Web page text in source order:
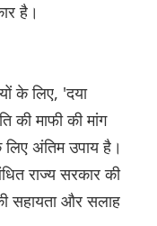
है।
के लिए, 'दया
की माफी की मांग
अंतिम उपाय है।
राज्य सरकार की
सहायता और सलाह